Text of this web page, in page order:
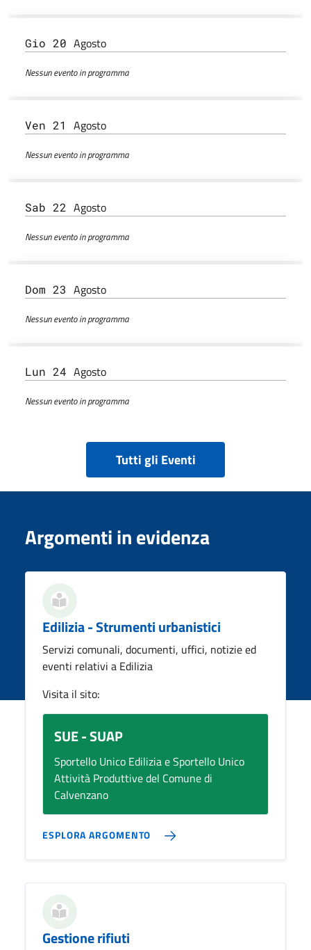
Gio 20 Agosto
Nessun evento in programma
Ven 21 Agosto
Nessun evento in programma
Sab 22 Agosto
Nessun evento in programma
Dom 23 Agosto
Nessun evento in programma
Lun 24 Agosto
Nessun evento in programma
Tutti gli Eventi
Argomenti in evidenza
Edilizia - Strumenti urbanistici
Servizi comunali, documenti, uffici, notizie ed
eventi relativi a Edilizia
Visita il sito:
SUE - SUAP
Sportello Unico Edilizia e Sportello Unico
Attività Produttive del Comune di
Calvenzano
ESPLORA ARGOMENTO
Gestione rifiuti